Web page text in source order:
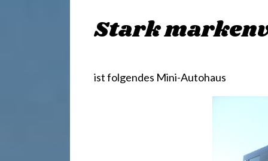
Stark
ist folgendes Mini-Autohaus